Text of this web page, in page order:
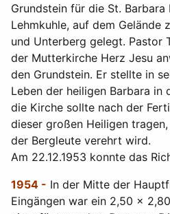
Grundstein für die St.
Lehmkuhle, auf dem Gelände
und Unterberg gelegt. Pastor
der Mutterkirche Herz Jesu
den Grundstein. Er stellte in
Leben der heiligen Barbara in
die Kirche sollte nach der
dieser großen Heiligen
der Bergleute verehrt wird.
Am 22.12.1953 konnte das
1954 - In der Mitte der
Eingängen war ein 2,50 x